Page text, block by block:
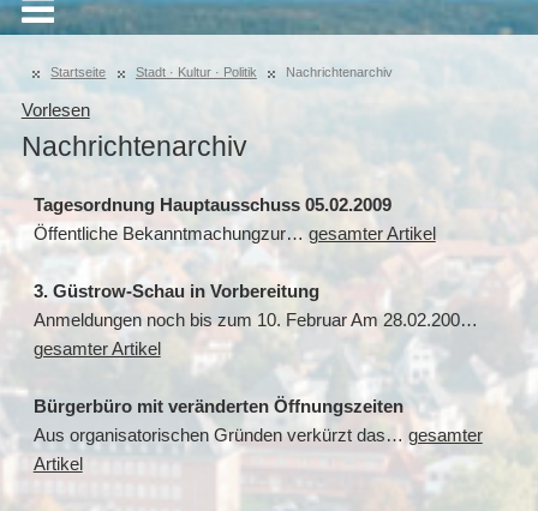
Startseite Stadt · Kultur · Politik Nachrichtenarchiv
Vorlesen
Nachrichtenarchiv
Tagesordnung Hauptausschuss 05.02.2009
Öffentliche Bekanntmachungzur… gesamter Artikel
3. Güstrow-Schau in Vorbereitung
Anmeldungen noch bis zum 10. Februar Am 28.02.200…
gesamter Artikel
Bürgerbüro mit veränderten Öffnungszeiten
Aus organisatorischen Gründen verkürzt das… gesamter
Artikel